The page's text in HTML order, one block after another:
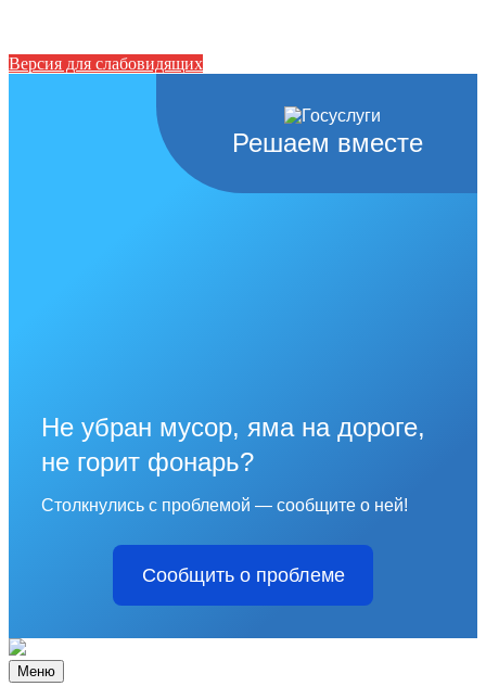
Версия для слабовидящих
Решаем вместе
Не убран мусор, яма на дороге,
не горит фонарь?
Столкнулись с проблемой — сообщите о ней!
Сообщить о проблеме
Меню